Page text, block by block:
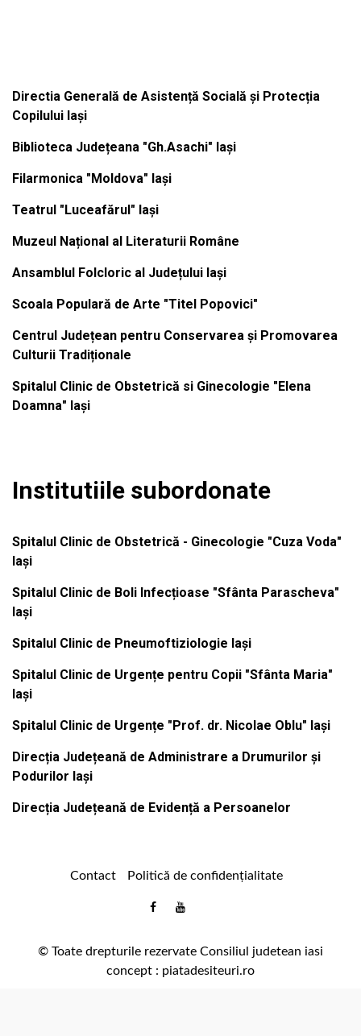
Directia Generală de Asistență Socială și Protecția
Copilului Iași
Biblioteca Județeana "Gh.Asachi" Iași
Filarmonica "Moldova" Iași
Teatrul "Luceafărul" Iași
Muzeul Național al Literaturii Române
Ansamblul Folcloric al Județului Iași
Scoala Populară de Arte "Titel Popovici"
Centrul Județean pentru Conservarea și Promovarea
Culturii Tradiționale
Spitalul Clinic de Obstetrică si Ginecologie "Elena
Doamna" Iași
Institutiile subordonate
Spitalul Clinic de Obstetrică - Ginecologie "Cuza Voda"
Iași
Spitalul Clinic de Boli Infecțioase "Sfânta Parascheva"
Iași
Spitalul Clinic de Pneumoftiziologie Iași
Spitalul Clinic de Urgențe pentru Copii "Sfânta Maria"
Iași
Spitalul Clinic de Urgențe "Prof. dr. Nicolae Oblu" Iași
Direcția Județeană de Administrare a Drumurilor și
Podurilor Iași
Direcția Județeană de Evidență a Persoanelor
Contact Politică de confidențialitate
Facebook
Youtube
comunicare@icc.ro
© Toate drepturile rezervate Consiliul judetean iasi
concept : piatadesiteuri.ro